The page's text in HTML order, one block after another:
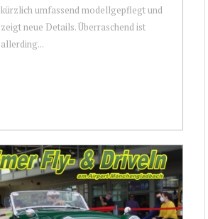
kürzlich umfassend modellgepflegt und
zeigt neue Details. Überraschend ist
allerding...